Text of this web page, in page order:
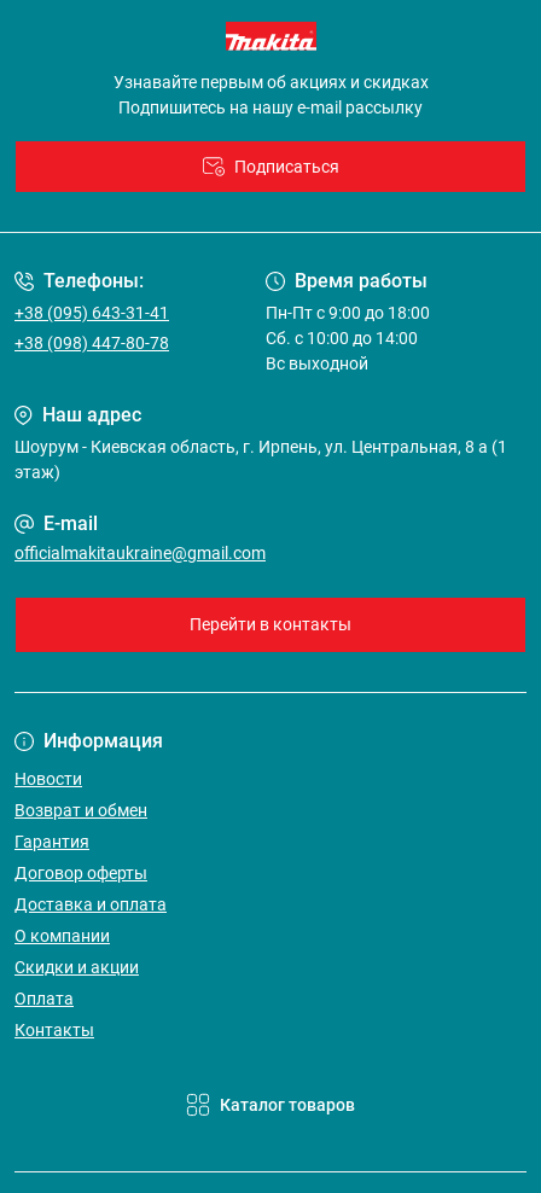
Узнавайте первым об акциях и скидках
Подпишитесь на нашу e-mail рассылку
Подписаться
Телефоны:
+38 (095) 643-31-41
+38 (098) 447-80-78
Время работы
Пн-Пт с 9:00 до 18:00
Сб. с 10:00 до 14:00
Вс выходной
Наш адрес
Шоурум - Киевская область, г. Ирпень, ул. Центральная, 8 а (1
этаж)
E-mail
officialmakitaukraine@gmail.com
Перейти в контакты
Информация
Новости
Возврат и обмен
Гарантия
Договор оферты
Доставка и оплата
О компании
Скидки и акции
Оплата
Контакты
Каталог товаров